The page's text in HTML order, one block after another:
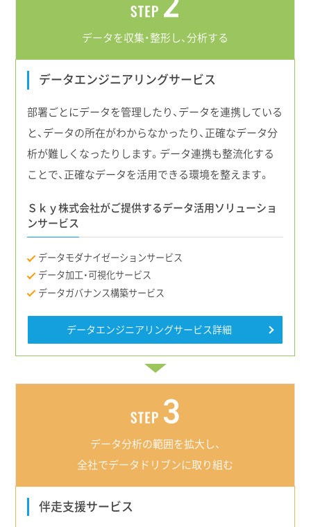
データを収集・整形し、分析する
データエンジニアリングサービス
部署ごとにデータを管理したり、データを連携している
と、データの所在がわからなかったり、正確なデータ分
析が難しくなったりします。データ連携も整流化する
ことで、正確なデータを活用できる環境を整えます。
Ｓｋｙ株式会社がご提供するデータ活用ソリューショ
ンサービス
データモダナイゼーションサービス
データ加工・可視化サービス
データガバナンス構築サービス
データエンジニアリングサービス詳細
データ分析の範囲を拡大し、
全社でデータドリブンに取り組む
伴走支援サービス